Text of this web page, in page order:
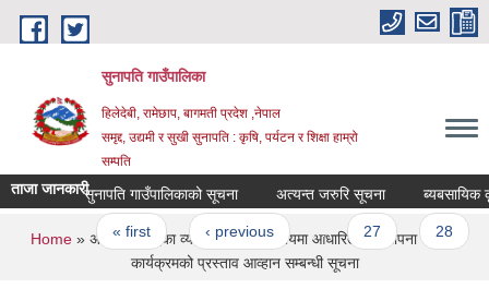
Skip to main content
सुनापति गाउँपालिका
हिलेदेबी, रामेछाप, बागमती प्रदेश ,नेपाल
समृद्द, उद्यमी र सुखी सुनापति : कृषि, पर्यटन र शिक्षा हाम्रो
सम्पति
ताजा जानकारीसुनापति गाउँपालिकाको सूचना अत्यन्त जरुरि सूचना ब्यबसायिक
Pages
« first ‹ previous … 27 28
You are here
Home » अपाङ्गता भएका व्यक्तिका लागि समुदायमा आधारित पुर्नस्थापना सहयोग
कार्यक्रमको प्रस्ताव आव्हान सम्बन्धी सूचना